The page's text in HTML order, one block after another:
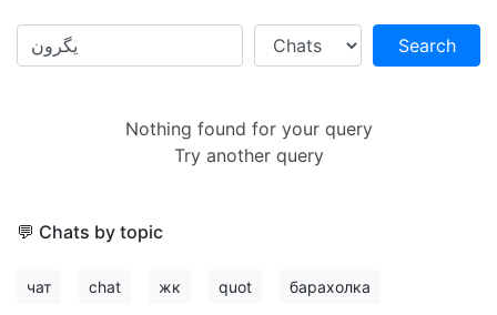
Search
Nothing found for your query
Try another query
💬 Chats by topic
чат chat жк quot барахолка